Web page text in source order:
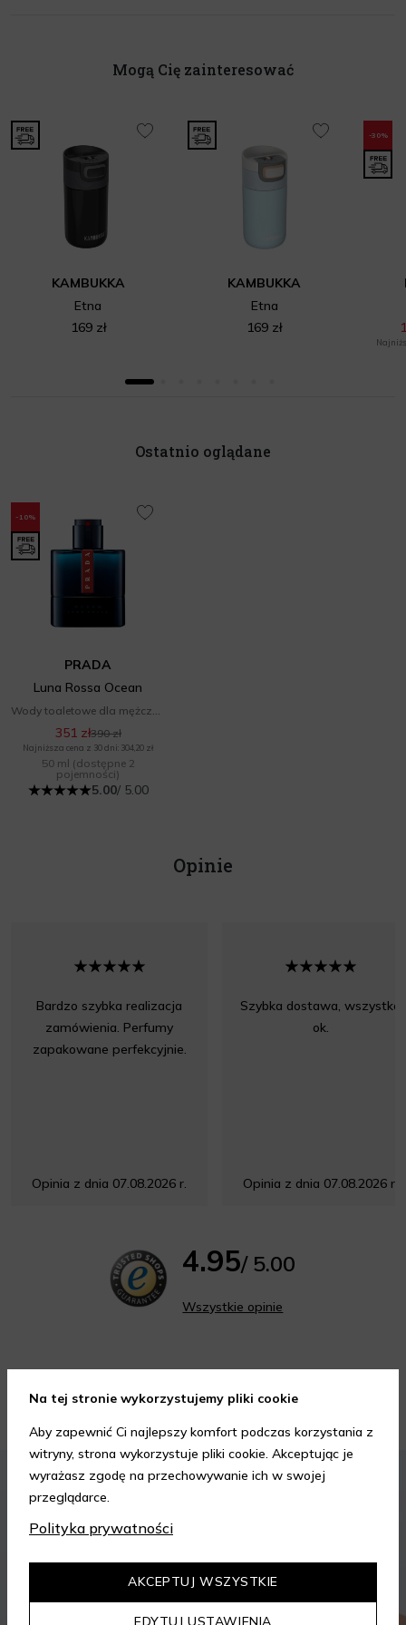
Mogą Cię zainteresować
KAMBUKKA
Etna
169 zł
KAMBUKKA
Etna
169 zł
-30%
Ostatnio oglądane
-10%
PRADA
Luna Rossa Ocean
351 zł390 zł
Najniższa cena z 30 dni: 304,20 zł
50 ml (dostępne 2
pojemności)
5.00/ 5.00
Opinie
Bardzo szybka realizacja
zamówienia. Perfumy
zapakowane perfekcyjnie.
Opinia z dnia 07.08.2026 r.
Szybka dostawa, wszystko
ok.
Opinia z dnia 07.08.2026 r.
4.95/ 5.00
Wszystkie opinie
Porady kosmetyczne
Na tej stronie wykorzystujemy pliki cookie
Aby zapewnić Ci najlepszy komfort podczas korzystania z
witryny, strona wykorzystuje pliki cookie. Akceptując je
wyrażasz zgodę na przechowywanie ich w swojej
przeglądarce.
Polityka prywatności
EDYTUJ USTAWIENIA
AKCEPTUJ WSZYSTKIE